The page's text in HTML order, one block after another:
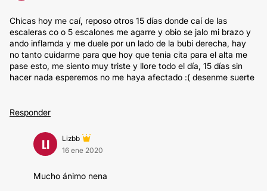
Chicas hoy me caí, reposo otros 15 días donde caí de las
escaleras co o 5 escalones me agarre y obio se jalo mi brazo y
ando inflamda y me duele por un lado de la bubi derecha, hay
no tanto cuidarme para que hoy que tenia cita para el alta me
pase esto, me siento muy triste y llore todo el día, 15 días sin
hacer nada esperemos no me haya afectado :( desenme suerte
Responder
LI
Lizbb
16 ene 2020
Mucho ánimo nena